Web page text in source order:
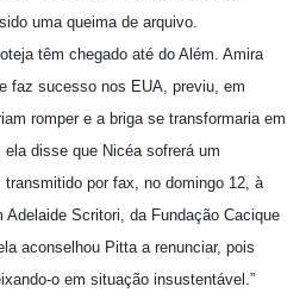
uma queima de arquivo.
têm chegado até do Além. Amira
faz sucesso nos EUA, previu, em
romper e a briga se transformaria em
disse que Nicéa sofrerá um
por fax, no domingo 12, à
Adelaide Scritori, da Fundação Cacique
aconselhou Pitta a renunciar, pois
o em situação insustentável.”